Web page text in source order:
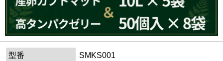
型番
SMKS001